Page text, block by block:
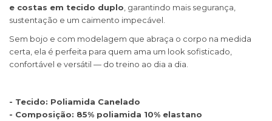
e costas em tecido duplo , garantindo mais segurança,
sustentação e um caimento impecável.
Sem bojo e com modelagem que abraça o corpo na medida
certa, ela é perfeita para quem ama um look sofisticado,
confortável e versátil — do treino ao dia a dia.
- Tecido: Poliamida Canelado
- Composição: 85% poliamida 10% elastano